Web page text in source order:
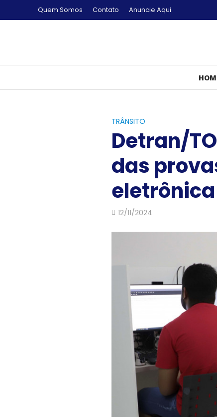
Quem Somos Contato Anuncie Aqui
TRÂNSITO
Detran/
das
eletrônica
12/11/2024